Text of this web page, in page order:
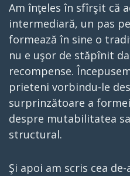
Am înţeles în sfîrşit că
intermediară, un pas
formează în sine o
nu e uşor de stăpînit
recompense.
prieteni vorbindu-le
surprinzătoare a
despre mutabilitatea
structural.
Şi apoi am scris cea